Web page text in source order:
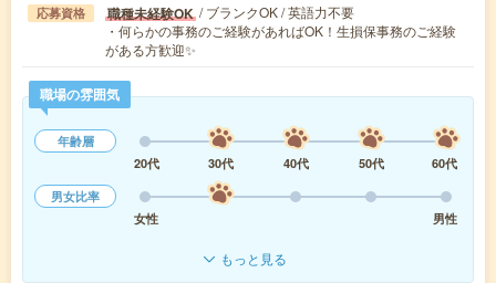
応募資格 職種未経験OK / ブランクOK / 英語力不要
・何らかの事務のご経験があればOK！生損保事務のご経験
がある方歓迎✨
職場の雰囲気
年齢層
20代
30代 40代 50代
60代
男女比率
女性
男性
もっと見る